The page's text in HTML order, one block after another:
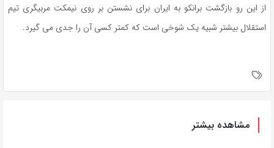
از این رو بازگشت برانکو به ایران برای نشستن بر روی نیمکت مربیگری تیم
استقلال بیشتر شبیه یک شوخی است که کمتر کسی آن را جدی می گیرد.
مشاهده بیشتر